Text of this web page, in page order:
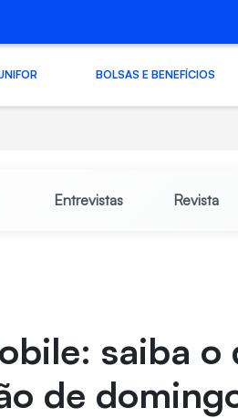
BOLSAS E BENEFÍCIOS
Entrevistas Revista
saiba o
de